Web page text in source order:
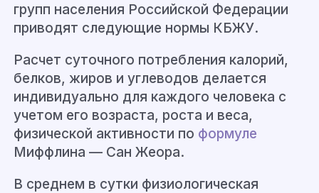
групп населения Российской Федерации
приводят следующие нормы КБЖУ.
Расчет суточного потребления калорий,
белков, жиров и углеводов делается
индивидуально для каждого человека с
учетом его возраста, роста и веса,
физической активности по формуле
Миффлина — Сан Жеора.
В среднем в сутки физиологическая